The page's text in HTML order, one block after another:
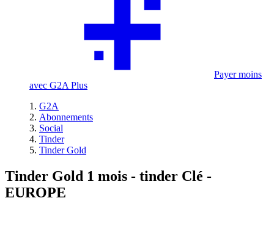
Payer moins
avec G2A Plus
G2A
Abonnements
Social
Tinder
Tinder Gold
Tinder Gold 1 mois - tinder Clé -
EUROPE